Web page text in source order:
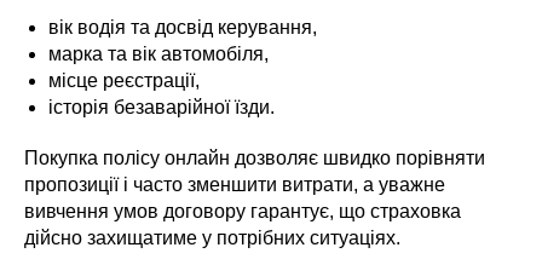
вік водія та досвід керування,
марка та вік автомобіля,
місце реєстрації,
історія безаварійної їзди.
Покупка полісу онлайн дозволяє швидко порівняти
пропозиції і часто зменшити витрати, а уважне
вивчення умов договору гарантує, що страховка
дійсно захищатиме у потрібних ситуаціях.